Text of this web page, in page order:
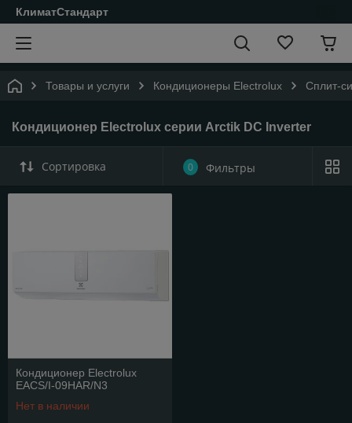
КлиматСтандарт
Товары и услуги Кондиционеры Electrolux Сплит-
Кондиционер Electrolux серии Arctik DC Inverter
Сортировка 0 Фильтры
Кондиционер Electrolux
EACS/I-09HAR/N3
Нет в наличии